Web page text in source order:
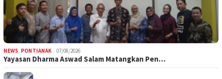
NEWS, PONTIANAK 07/08/2026
Yayasan Dharma Aswad Salam Matangkan Pen…